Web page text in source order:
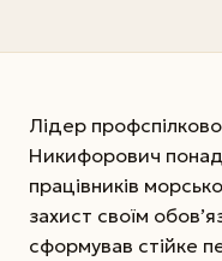
Лідер
Никифорович
працівників
захист своїм
сформував стійке